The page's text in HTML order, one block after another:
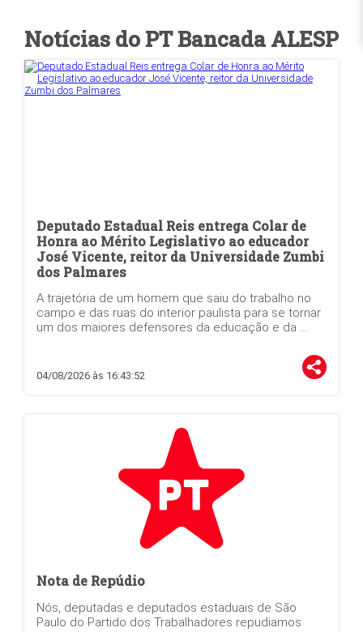
Notícias do PTBancada ALESP
Deputado Estadual Reis entrega Colar de
Honra ao Mérito Legislativo ao educador
José Vicente, reitor da Universidade Zumbi
dos Palmares
A trajetória de um homem que saiu do trabalho no
campo e das ruas do interior paulista para se tornar
um dos maiores defensores da educação e da …
04/08/2026 às 16:43:52
Nota de Repúdio
Nós, deputadas e deputados estaduais de São
Paulo do Partido dos Trabalhadores repudiamos